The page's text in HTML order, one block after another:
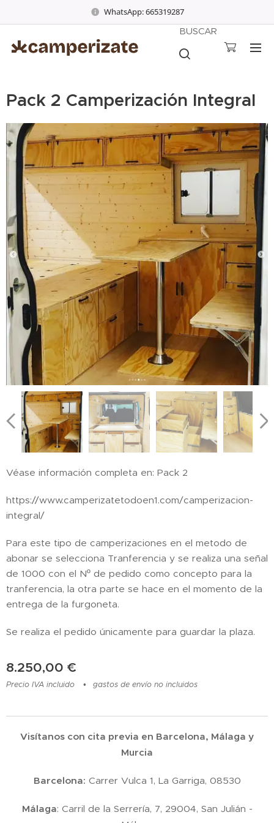
WhatsApp: 665319287
BUSCAR
Pack 2 Camperización Integral
Véase información completa en: Pack 2
https://www.camperizatetodoen1.com/camperizacion-
integral/
Para este tipo de camperizaciones en el metodo de
abonar se selecciona Tranferencia y se realiza una señal
de 1000 con el Nº de pedido como concepto para la
tranferencia, la otra parte se hace en el momento de la
entrega de la furgoneta.
Se realiza el pedido únicamente para guardar la plaza.
8.250,00 €
Precio IVA incluido gastos de envío no incluidos
Visítanos con cita previa en Barcelona, Málaga y
Murcia
Barcelona: Carrer Vulca 1, La Garriga, 08530
Málaga: Carril de la Serrería, 7, 29004, San Julián -